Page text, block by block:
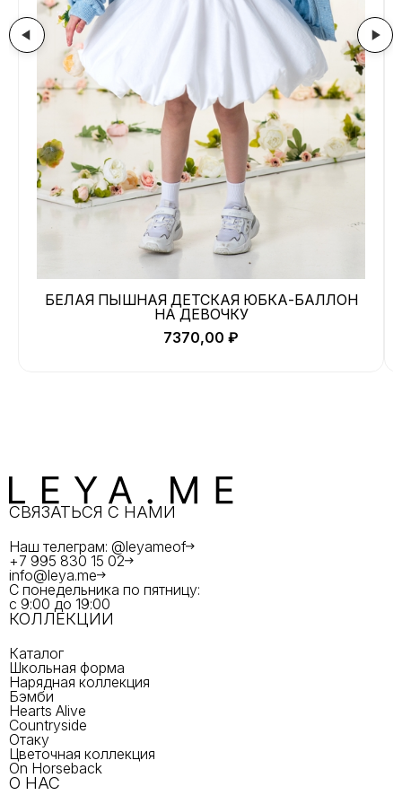
БЕЛАЯ ПЫШНАЯ ДЕТСКАЯ ЮБКА-БАЛЛОН
НА ДЕВОЧКУ
7370,00 ₽
СВЯЗАТЬСЯ С НАМИ
Наш телеграм: @leyameof
+7 995 830 15 02
info@leya.me
С понедельника по пятницу:
с 9:00 до 19:00
КОЛЛЕКЦИИ
Каталог
Школьная форма
Нарядная коллекция
Бэмби
Hearts Alive
Countryside
Отаку
Цветочная коллекция
On Horseback
О НАС